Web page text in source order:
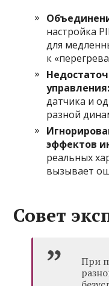
настройка
для
к
управления:
датчика и
разной
эффектов
реальных
вызывает
Совет
При